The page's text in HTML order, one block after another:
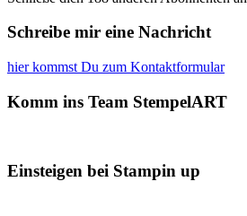
Schreibe mir eine Nachricht
hier kommst Du zum Kontaktformular
Komm ins Team StempelART
Einsteigen bei Stampin up